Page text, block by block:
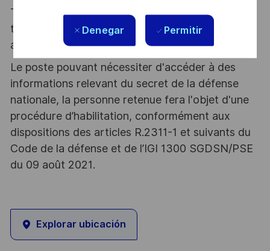
Denegar Permitir
Thales, entreprise Handi-Engagée, reconnait
tous les talents. La diversité est notre meilleur
atout. Postulez et rejoignez nous !
Le poste pouvant nécessiter d'accéder à des
informations relevant du secret de la défense
nationale, la personne retenue fera l'objet d'une
procédure d’habilitation, conformément aux
dispositions des articles R.2311-1 et suivants du
Code de la défense et de l’IGI 1300 SGDSN/PSE
du 09 août 2021.
Explorar ubicación